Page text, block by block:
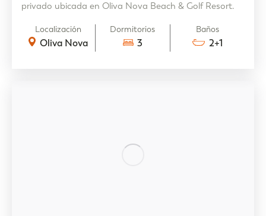
privado ubicada en Oliva Nova Beach & Golf Resort.
Localización
Oliva Nova
Dormitorios
3
Baños
2+1